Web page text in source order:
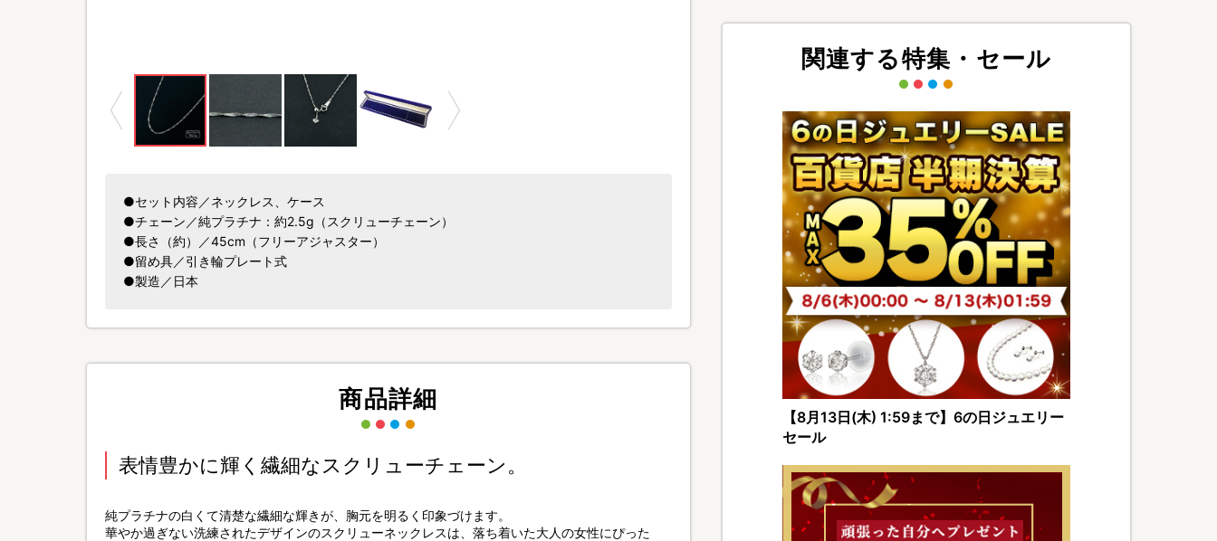
●セット内容／ネックレス、ケース
●チェーン／純プラチナ：約2.5g（スクリューチェーン）
●長さ（約）／45cm（フリーアジャスター）
●留め具／引き輪プレート式
●製造／日本
商品詳細
表情豊かに輝く繊細なスクリューチェーン。
純プラチナの白くて清楚な繊細な輝きが、胸元を明るく印象づけます。
華やか過ぎない洗練されたデザインのスクリューネックレスは、落ち着いた大人の女性にぴった
関連する特集・セール
【8月13日(木) 1:59まで】6の日ジュエリー
セール